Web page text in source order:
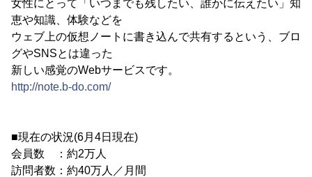
女性にとって「いつまでも残したい、誰かに伝えたい」知
恵や知識、体験などを
ウェブ上の仮想ノートに書き込んで共有するという、ブロ
グやSNSとは違った
新しい感覚のWebサービスです。
http://note.b-do.com/
■現在の状況(6月4日現在)
会員数 ：約2万人
訪問者数：約40万人／月間